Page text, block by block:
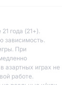
года (21+).
зависимость.
При
азартных играх не
работе.